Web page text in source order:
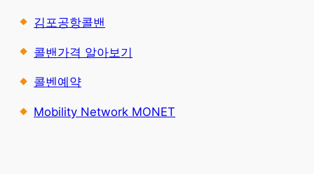
김포공항콜밴
콜밴가격 알아보기
콜벤예약
Mobility Network MONET